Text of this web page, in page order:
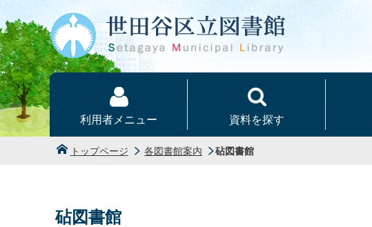
本文へ
利用者メニュー 資料を探す
トップページ 各図書館案内 砧図書館
砧図書館